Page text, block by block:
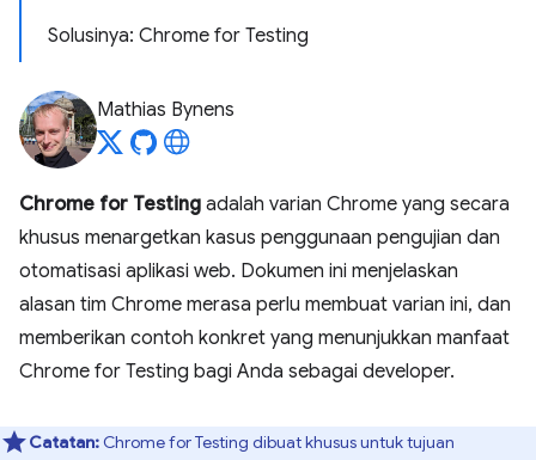
Solusinya: Chrome for Testing
Mathias Bynens
Chrome for Testing adalah varian Chrome yang secara
khusus menargetkan kasus penggunaan pengujian dan
otomatisasi aplikasi web. Dokumen ini menjelaskan
alasan tim Chrome merasa perlu membuat varian ini, dan
memberikan contoh konkret yang menunjukkan manfaat
Chrome for Testing bagi Anda sebagai developer.
Catatan: Chrome for Testing dibuat khusus untuk tujuan